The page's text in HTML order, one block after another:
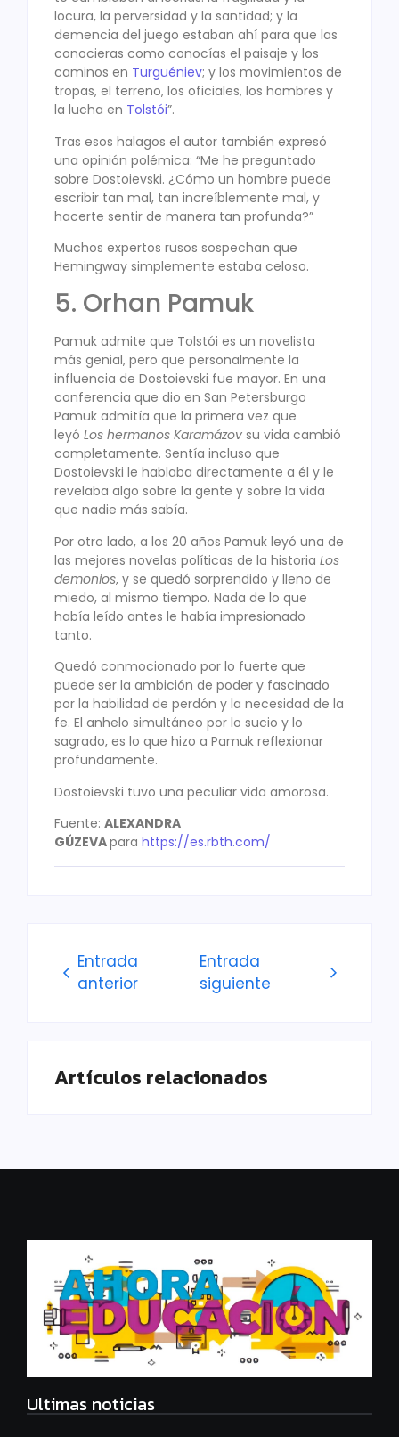
locura, la perversidad y la santidad; y la
demencia del juego estaban ahí para que las
conocieras como conocías el paisaje y los
caminos en Turguéniev; y los movimientos de
tropas, el terreno, los oficiales, los hombres y
la lucha en Tolstói”.
Tras esos halagos el autor también expresó
una opinión polémica: “Me he preguntado
sobre Dostoievski. ¿Cómo un hombre puede
escribir tan mal, tan increíblemente mal, y
hacerte sentir de manera tan profunda?”
Muchos expertos rusos sospechan que
Hemingway simplemente estaba celoso.
5. Orhan Pamuk
Pamuk admite que Tolstói es un novelista
más genial, pero que personalmente la
influencia de Dostoievski fue mayor. En una
conferencia que dio en San Petersburgo
Pamuk admitía que la primera vez que
leyó Los hermanos Karamázov su vida cambió
completamente. Sentía incluso que
Dostoievski le hablaba directamente a él y le
revelaba algo sobre la gente y sobre la vida
que nadie más sabía.
Por otro lado, a los 20 años Pamuk leyó una de
las mejores novelas políticas de la historia Los
demonios, y se quedó sorprendido y lleno de
miedo, al mismo tiempo. Nada de lo que
había leído antes le había impresionado
tanto.
Quedó conmocionado por lo fuerte que
puede ser la ambición de poder y fascinado
por la habilidad de perdón y la necesidad de la
fe. El anhelo simultáneo por lo sucio y lo
sagrado, es lo que hizo a Pamuk reflexionar
profundamente.
Dostoievski tuvo una peculiar vida amorosa.
Fuente: ALEXANDRA
GÚZEVApara https://es.rbth.com/
Entrada
anterior
Entrada
siguiente
Artículos relacionados
Ultimas noticias